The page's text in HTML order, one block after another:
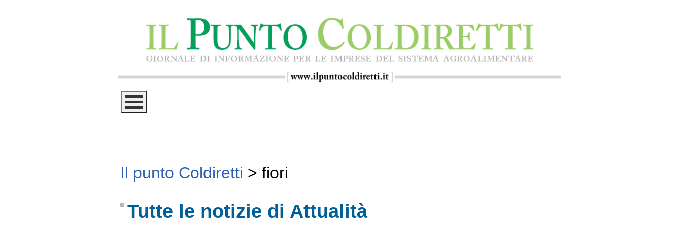
Il punto Coldiretti > fiori
Tutte le notizie di Attualità